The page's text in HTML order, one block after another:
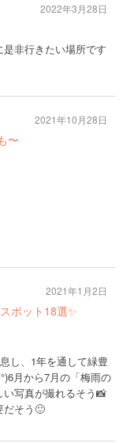
非行きたい場所です
2022年3月28日
〜
2021年10月28日
ポット18選✨
し、1年を通して緑豊
月から7月の「梅雨の
写真が撮れるそう📸
だそう🙂
2021年1月2日